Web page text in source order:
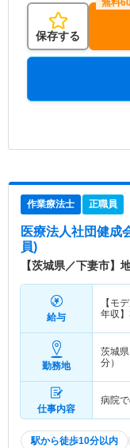
保存する
作業療法士 正職員
医療法人社団健成
員)
【茨城県／下妻市】
給与
【モ
年収】
勤務地
茨城
分）
仕事内容
病院
駅から徒歩10分以内